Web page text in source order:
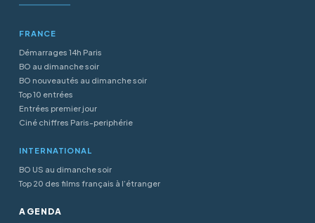
FRANCE
Démarrages 14h Paris
BO au dimanche soir
BO nouveautés au dimanche soir
Top 10 entrées
Entrées premier jour
Ciné chiffres Paris-periphérie
INTERNATIONAL
BO US au dimanche soir
Top 20 des films français à l’étranger
AGENDA